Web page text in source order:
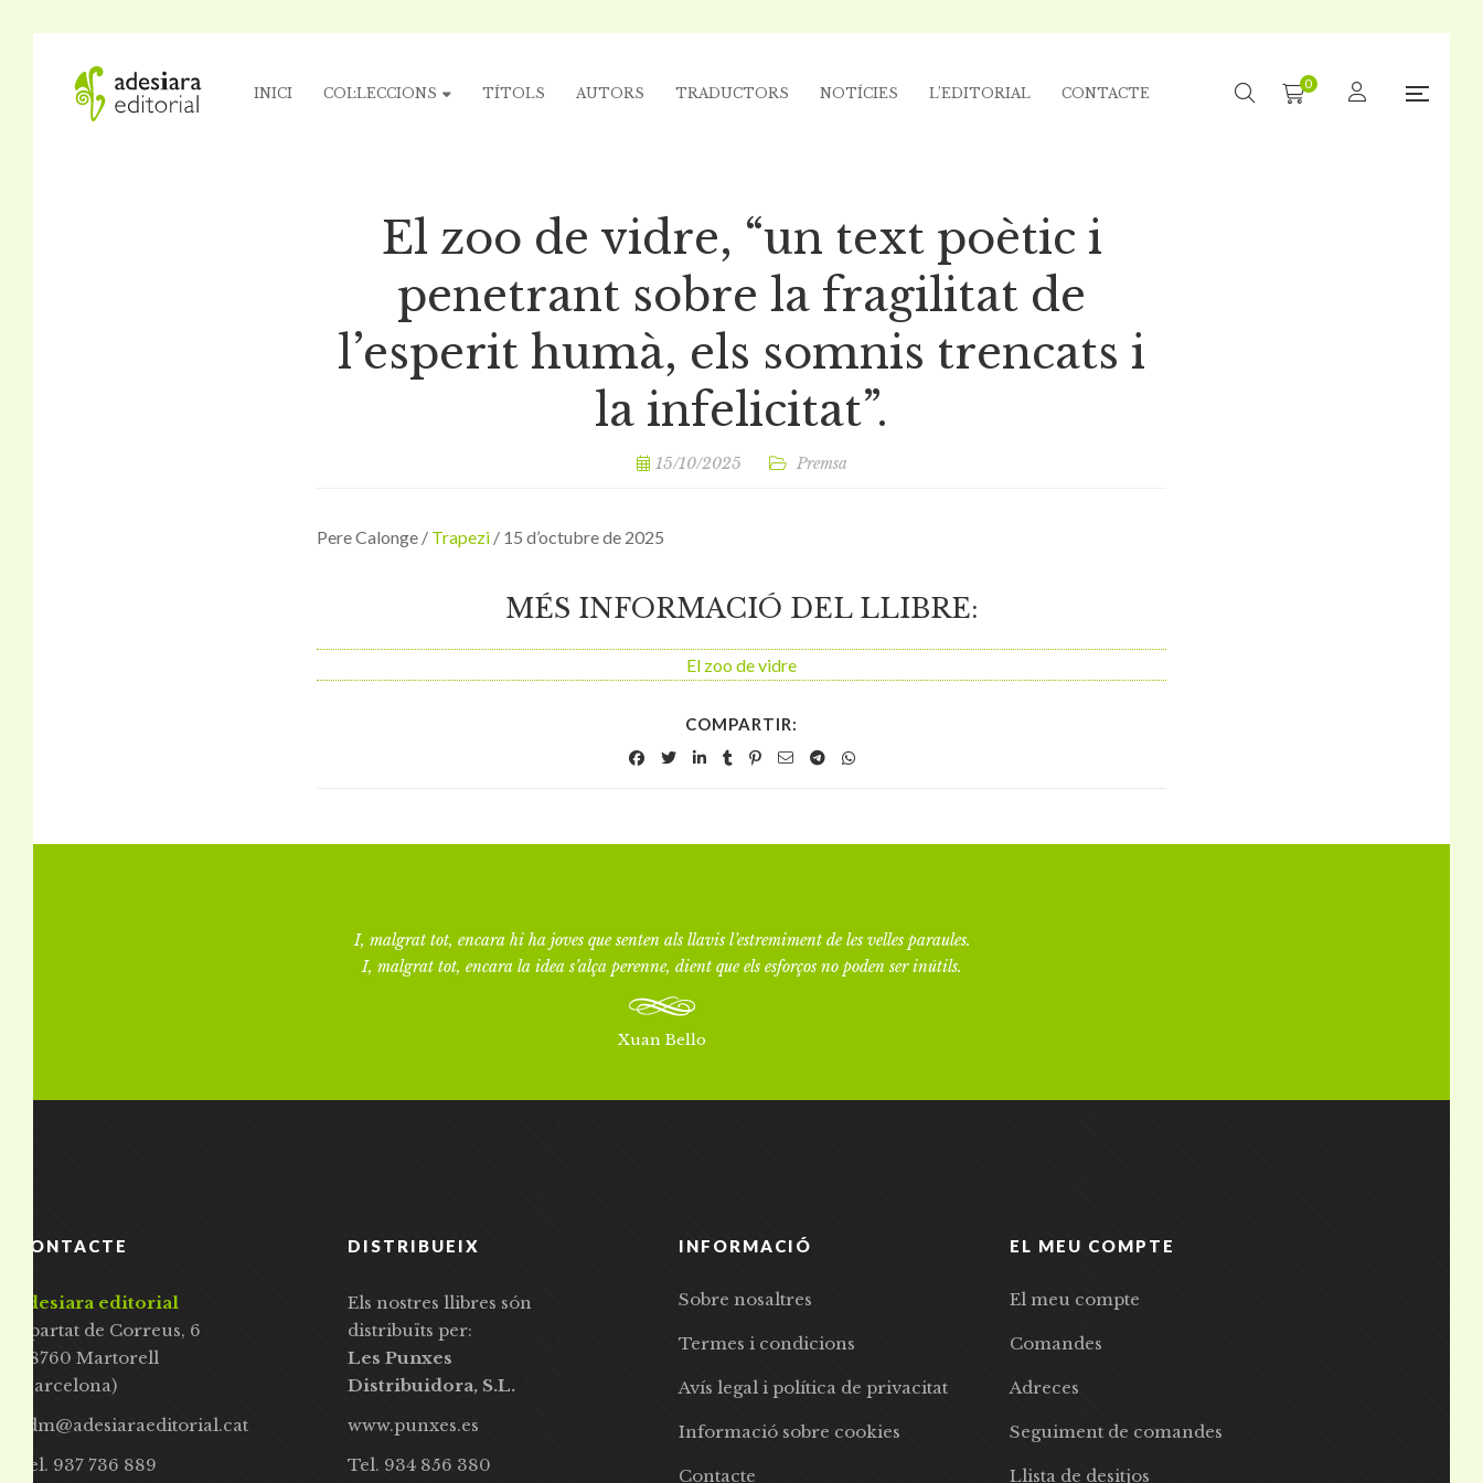
INICI COL·LECCIONS TÍTOLS AUTORS TRADUCTORS NOTÍCIES L’EDITORIAL CONTACTE
0
El zoo de vidre, “un text poètic i
penetrant sobre la fragilitat de
l’esperit humà, els somnis trencats i
la infelicitat”.
15/10/2025 Premsa
Pere Calonge / Trapezi / 15 d’octubre de 2025
MÉS INFORMACIÓ DEL LLIBRE:
El zoo de vidre
COMPARTIR:
I, malgrat tot, encara hi ha joves que senten als llavis l’estremiment de les velles paraules.
I, malgrat tot, encara la idea s’alça perenne, dient que els esforços no poden ser inútils.
Xuan Bello
CONTACTE
adesiara editorial
Apartat de Correus, 6
08760 Martorell
(Barcelona)
adm@adesiaraeditorial.cat
Tel. 937 736 889
DISTRIBUEIX
Els nostres llibres són
distribuïts per:
Les Punxes
Distribuidora, S.L.
www.punxes.es
Tel. 934 856 380
INFORMACIÓ
Sobre nosaltres
Termes i condicions
Avís legal i política de privacitat
Informació sobre cookies
Contacte
EL MEU COMPTE
El meu compte
Comandes
Adreces
Seguiment de comandes
Llista de desitjos